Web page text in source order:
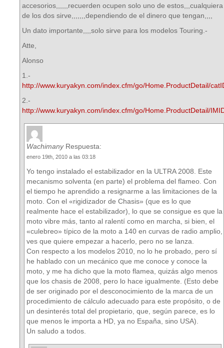
accesorios,,,,,,recuerden ocupen solo uno de estos,,,cualquiera
de los dos sirve,,,,,,,dependiendo de el dinero que tengan,,,,
Un dato importante,,,,solo sirve para los modelos Touring.-
Atte,
Alonso
1.-
http://www.kuryakyn.com/index.cfm/go/Home.ProductDetail/
2.-
http://www.kuryakyn.com/index.cfm/go/Home.ProductDetail/
WachimanyRespuesta:
enero 19th, 2010 a las 03:18
Yo tengo instalado el estabilizador en la ULTRA 2008. Este
mecanismo solventa (en parte) el problema del flameo. Con
el tiempo he aprendido a resignarme a las limitaciones de la
moto. Con el «rigidizador de Chasis» (que es lo que
realmente hace el estabilizador), lo que se consigue es que la
moto vibre más, tanto al ralentí como en marcha, si bien, el
«culebreo» típico de la moto a 140 en curvas de radio amplio,
ves que quiere empezar a hacerlo, pero no se lanza.
Con respecto a los modelos 2010, no lo he probado, pero sí
he hablado con un mecánico que me conoce y conoce la
moto, y me ha dicho que la moto flamea, quizás algo menos
que los chasis de 2008, pero lo hace igualmente. (Esto debe
de ser originado por el desconocimiento de la marca de un
procedimiento de cálculo adecuado para este propósito, o de
un desinterés total del propietario, que, según parece, es lo
que menos le importa a HD, ya no España, sino USA).
Un saludo a todos.